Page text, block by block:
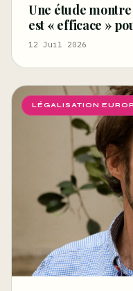
Une étude
est « efficace »
atteints du
12 Juil 2026
LÉGALISATION